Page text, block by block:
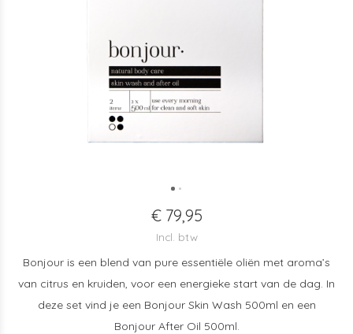
€ 79,95
Incl. btw
Bonjour is een blend van pure essentiële oliën met aroma’s
van citrus en kruiden, voor een energieke start van de dag. In
deze set vind je een Bonjour Skin Wash 500ml en een
Bonjour After Oil 500ml.